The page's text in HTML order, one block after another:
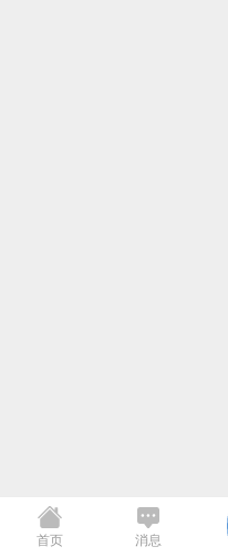
首页 消息